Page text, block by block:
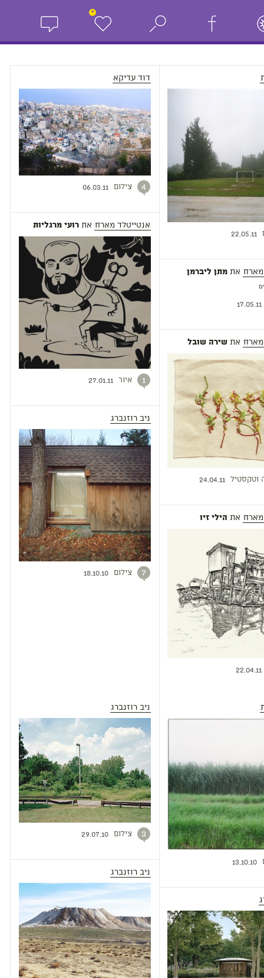
+
22.05.11
מארח את מתן ליברמן
17.05.11
מארח את שירה שובל
וטקסטיל 24.04.11
מארח את הילי זיו
22.04.11
דוד עדיקא
4 צילום 06.03.11
אנטייטלד מארח את רועי מרגליות
1 איור 27.01.11
ניב רוזנברג
7 צילום 18.10.10
13.10.10
ניב רוזנברג
3 צילום 29.07.10
ניב רוזנברג